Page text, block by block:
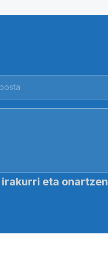
irakurri eta onartzen